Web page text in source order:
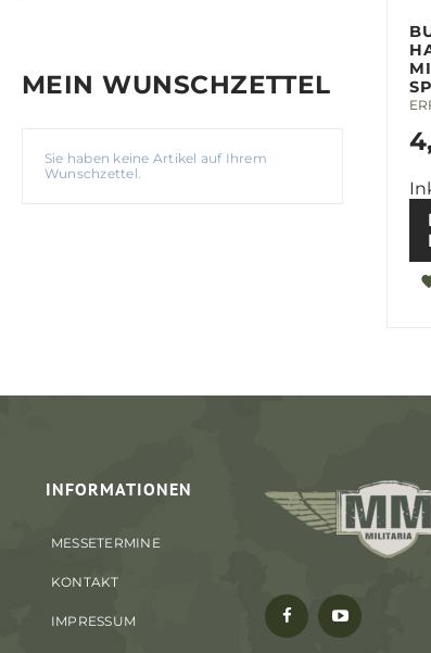
MEIN WUNSCHZETTEL
Sie haben keine Artikel auf Ihrem
Wunschzettel.
INFORMATIONEN
MESSETERMINE
KONTAKT
IMPRESSUM